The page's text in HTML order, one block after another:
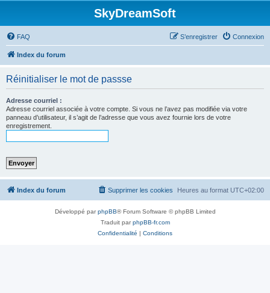
SkyDreamSoft
FAQ Connexion
S’enregistrer
Index du forum
Réinitialiser le mot de passse
Adresse courriel :
Adresse courriel associée à votre compte. Si vous ne l’avez pas modifiée via votre
panneau d’utilisateur, il s’agit de l’adresse que vous avez fournie lors de votre
enregistrement.
Index du forum Heures au format UTC+02:00
Supprimer les cookies
Développé parphpBB® Forum Software © phpBB Limited
Traduit parphpBB-fr.com
Confidentialité | Conditions